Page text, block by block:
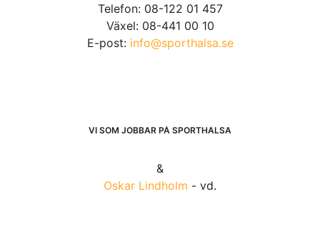
Telefon: 08-122 01 457
Växel: 08-441 00 10
E-post: info@sporthalsa.se
VI SOM JOBBAR PÅ SPORTHÄLSA
&
Oskar Lindholm - vd.